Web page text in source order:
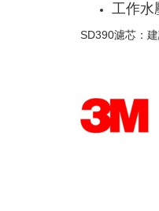
工作水
SD390濾芯：